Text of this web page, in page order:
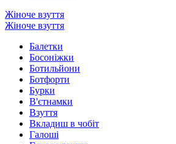
Жіноче взуття
Жіноче взуття
Балетки
Босоніжки
Ботильйони
Ботфорти
Бурки
В'єтнамки
Взуття
Вкладиш в чобіт
Галоші